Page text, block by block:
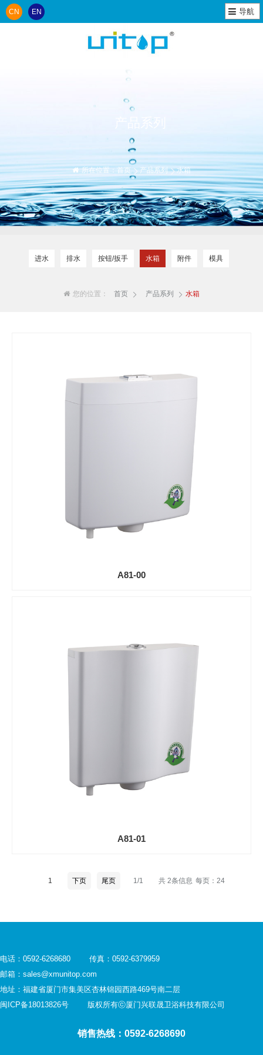
CN EN
产品系列
所在位置： 首页 产品系列 水箱
进水 排水 按钮/扳手 水箱 附件 模具
您的位置： 首页 产品系列 水箱
A81-00
A81-01
1 下页 尾页 1/1 每页：24
共 2条信息
电话：0592-6268680 传真：0592-6379959
邮箱：sales@xmunitop.com
地址：福建省厦门市集美区杏林锦园西路469号南二层
闽ICP备18013826号
版权所有ⓒ厦门兴联晟卫浴科技有限公司
销售热线：0592-6268690
导航